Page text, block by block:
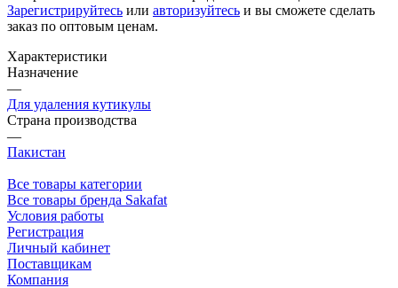
Зарегистрируйтесь или авторизуйтесь и вы сможете сделать
заказ по оптовым ценам.
Характеристики
Назначение
—
Для удаления кутикулы
Страна производства
—
Пакистан
Все товары категории
Все товары бренда Sakafat
Условия работы
Регистрация
Личный кабинет
Поставщикам
Компания